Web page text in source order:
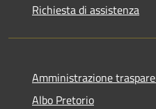
Richiesta di assistenza
Amministrazione
Albo Pretorio